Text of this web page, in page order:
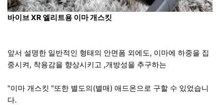
바이브 XR 엘리트용 이마 개스킷
앞서 설명한 일반적인 형태의 안면폼 외에도, 이마에 하중을 집
중시켜, 착용감을 향상시키고 ,개방성을 추구하는
"이마 개스킷 "또한 별도의(별매) 애드온으로 구할 수 있었습니
다.